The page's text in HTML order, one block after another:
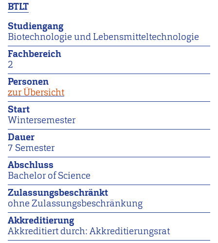
BTLT
Studiengang
Biotechnologie und Lebensmitteltechnologie
Fachbereich
2
Personen
zur Übersicht
Start
Wintersemester
Dauer
7 Semester
Abschluss
Bachelor of Science
Zulassungsbeschränkt
ohne Zulassungsbeschränkung
Akkreditierung
Akkreditiert durch: Akkreditierungsrat